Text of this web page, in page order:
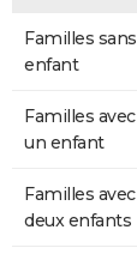
Familles sans
enfant
Familles avec
un enfant
Familles avec
deux enfants